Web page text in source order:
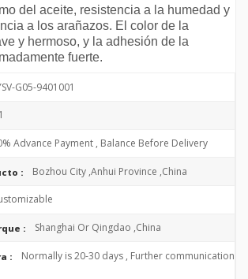
del aceite, resistencia a la humedad y
a los arañazos. El color de la
y hermoso, y la adhesión de la
fuerte.
G05-9401001
1
Advance Payment , Balance Before Delivery
: Bozhou City ,Anhui Province ,China
: Shanghai Or Qingdao ,China
:
Normally is 20-30 days , Further communication